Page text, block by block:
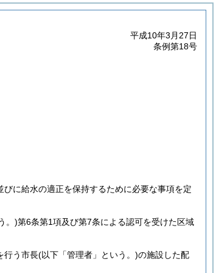
平成10年3月27日
条例第18号
に給水の適正を保持するために必要な事項を定
。)第6条第1項及び第7条による認可を受けた区域
行う市長(以下「管理者」という。)の施設した配